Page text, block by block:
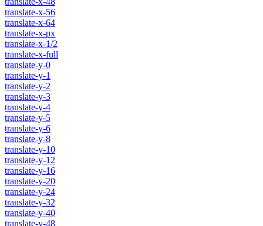
translate-x-56
translate-x-64
translate-x-px
translate-x-1/2
translate-x-full
translate-y-0
translate-y-1
translate-y-2
translate-y-3
translate-y-4
translate-y-5
translate-y-6
translate-y-8
translate-y-10
translate-y-12
translate-y-16
translate-y-20
translate-y-24
translate-y-32
translate-y-40
translate-y-48